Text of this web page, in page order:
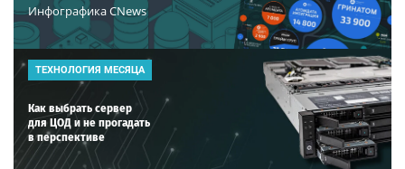
Инфографика CNews
ТЕХНОЛОГИЯ МЕСЯЦА
Как выбрать сервер
для ЦОД и не прогадать
в перспективе